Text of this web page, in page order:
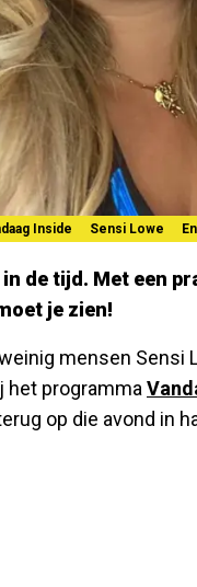
Inside Sensi Lowe
de tijd. Met een
je zien!
mensen Sensi
het programma
op die avond in